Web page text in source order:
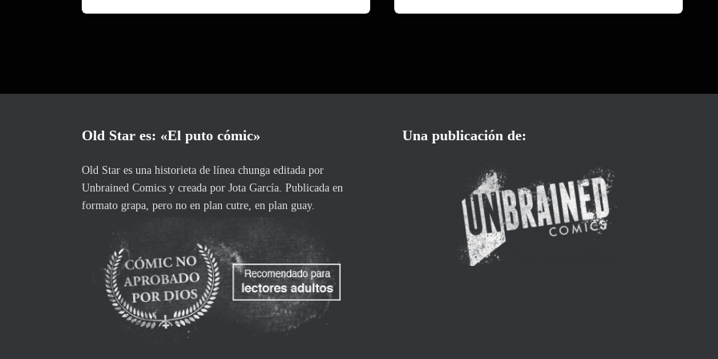
Old Star es: «El puto cómic»
Old Star es una historieta de línea chunga editada por
Unbrained Comics y creada por Jota García . Publicada en
formato grapa, pero no en plan cutre, en plan guay.
Una publicación de: